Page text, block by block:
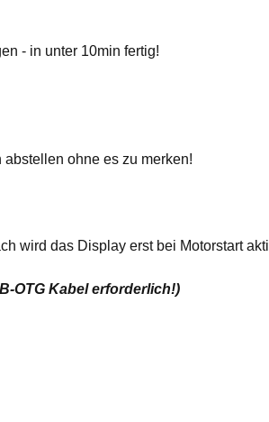
- in unter 10min fertig!
ohne es zu merken!
wird das Display erst bei Motorstart
OTG Kabel erforderlich!)